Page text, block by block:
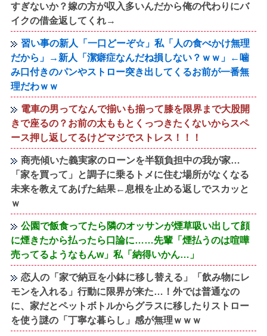
すぎないか？嫁の方が収入多いんだから俺の代わりにバ
イクの借金返してくれ→
習い事の新人「一口どーぞ☆」私「人の食べかけ無理
だから」→新人「潔癖症なんだね損しない？ｗｗ」←噛
み口付きのパンやストロー突き出してくるお前が一番無
理だわｗｗ
電車の男ってなんで揃いも揃って膝を限界まで大股開
きで座るの？お前の太ももとくっつきたくないからスペ
ース押し返してるけどマジでストレス！！！
商売傾いた義実家のローンを半額負担中の我が家…
「家を買って」と調子に乗るトメに住む場所がなくなる
未来を教えてあげた結果←息根を止める返しでスカッと
ｗ
公園で飯食ってたら隣のオッサンが煙草吸い出して顔
に煙きたから払ったら口論に……先輩「煙払うのは喧嘩
売ってるようなもんw」私「納得いかん…」
恋人の「家で納豆を小鉢に移し替える」「飲み物にレ
モンを入れる」行動に限界が来た…！外では普通なの
に、家だとペットボトルからグラスに移したりストロー
を使う謎の「丁寧な暮らし」感が無理ｗｗｗ